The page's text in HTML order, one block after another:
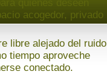
acogedor, privado
libre alejado del ruido
tiempo aproveche
conectado.